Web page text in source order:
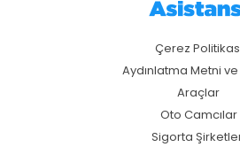
Çerez
Aydınlatma Metni ve
Araçlar
Oto Camcılar
Sigorta